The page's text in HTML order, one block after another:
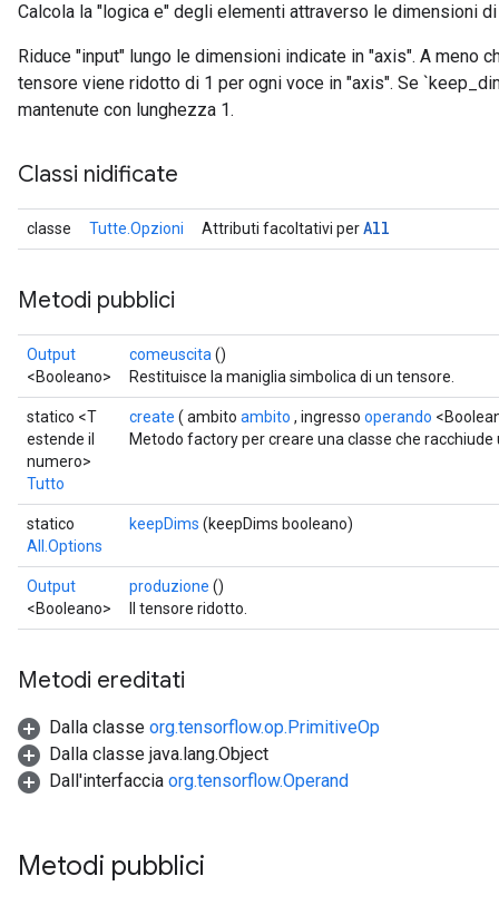
Calcola la "logica e" degli elementi attraverso le dimensioni
Riduce "input" lungo le dimensioni indicate in "axis". A meno
tensore viene ridotto di 1 per ogni voce in "axis". Se
mantenute con lunghezza 1.
Classi nidificate
classe Tutte.Opzioni Attributi facoltativi perAll
Metodi pubblici
Output
<Booleano>
comeuscita ()
Restituisce la maniglia simbolica di un tensore.
statico <T
estende il
numero>
Tutto
create ( ambito ambito , ingresso operando
Metodo factory per creare una classe che
statico
All.Options
keepDims (keepDims booleano)
Output
<Booleano>
produzione ()
Il tensore ridotto.
Metodi ereditati
Dalla classe org.tensorflow.op.PrimitiveOp
Dalla classe java.lang.Object
Dall'interfaccia org.tensorflow.Operand
Metodi pubblici